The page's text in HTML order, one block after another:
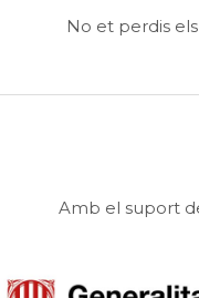
No et perdis
Amb el suport